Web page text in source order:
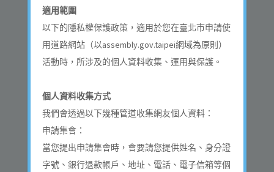
集會遊行申請教學影片
適用範圍
以下的隱私權保護政策，適用於您在臺北市申請使
用道路網站（以assembly.gov.taipei網域為原則）
活動時，所涉及的個人資料收集、運用與保護。
個人資料收集方式
我們會透過以下幾種管道收集網友個人資料：
申請集會：
當您提出申請集會時，會要請您提供姓名、身分證
字號、銀行退款帳戶、地址、電話、電子信箱等個